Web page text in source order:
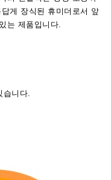
게 장식된 휴미더로서 앞
는 제품입니다.
습니다.